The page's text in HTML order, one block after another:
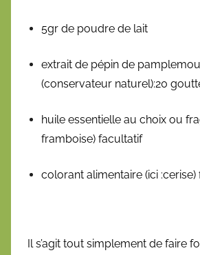
5gr de poudre de lait
extrait de pépin de
(conservateur naturel):20
huile essentielle au choix ou
framboise) facultatif
colorant alimentaire (ici
Il s’agit tout simplement de faire